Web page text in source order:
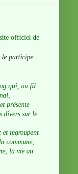
officiel de
le participe
qui, au fil
présente
divers sur le
et regroupent
commune,
la vie au